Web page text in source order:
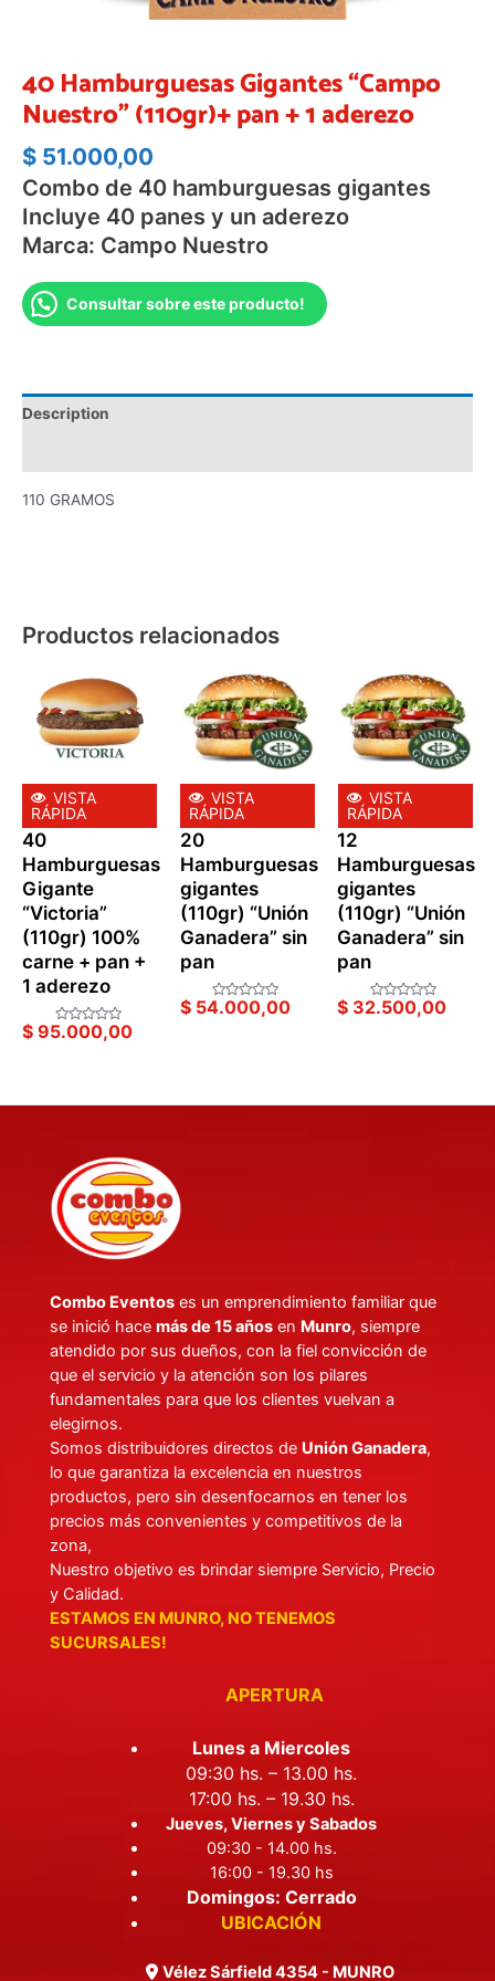
40 Hamburguesas Gigantes “Campo
Nuestro” (110gr)+ pan + 1 aderezo
$ 51.000,00
Combo de 40 hamburguesas gigantes
Incluye 40 panes y un aderezo
Marca: Campo Nuestro
Consultar sobre este producto!
Description
110 GRAMOS
Productos relacionados
VISTA
RÁPIDA
40
Hamburguesas
Gigante
“Victoria”
(110gr) 100%
carne + pan +
1 aderezo
Valorado
$ 95.000,00
VISTA
RÁPIDA
20
Hamburguesas
gigantes
(110gr) “Unión
Ganadera” sin
pan
Valorado
$54.000,00
VISTA
RÁPIDA
12
Hamburguesas
gigantes
(110gr) “Unión
Ganadera” sin
pan
Valorado
$ 32.500,00
Combo Eventos es un emprendimiento familiar que
se inició hace más de 15 años en Munro, siempre
atendido por sus dueños, con la fiel convicción de
que el servicio y la atención son los pilares
fundamentales para que los clientes vuelvan a
elegirnos.
Somos distribuidores directos de Unión Ganadera,
lo que garantiza la excelencia en nuestros
productos, pero sin desenfocarnos en tener los
precios más convenientes y competitivos de la
zona,
Nuestro objetivo es brindar siempre Servicio, Precio
y Calidad.
ESTAMOS EN MUNRO, NO TENEMOS
SUCURSALES!
APERTURA
Lunes a Miercoles
09:30 hs. – 13.00 hs.
17:00 hs. – 19.30 hs.
Jueves, Viernes y Sabados
09:30 - 14.00 hs.
16:00 - 19.30 hs
Domingos: Cerrado
UBICACIÓN
Vélez Sárfield 4354 - MUNRO